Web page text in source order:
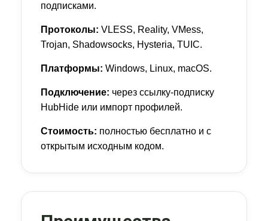
подписками.
Протоколы: VLESS, Reality, VMess,
Trojan, Shadowsocks, Hysteria, TUIC.
Платформы: Windows, Linux, macOS.
Подключение: через ссылку-подписку
HubHide или импорт профилей.
Стоимость: полностью бесплатно и с
открытым исходным кодом.